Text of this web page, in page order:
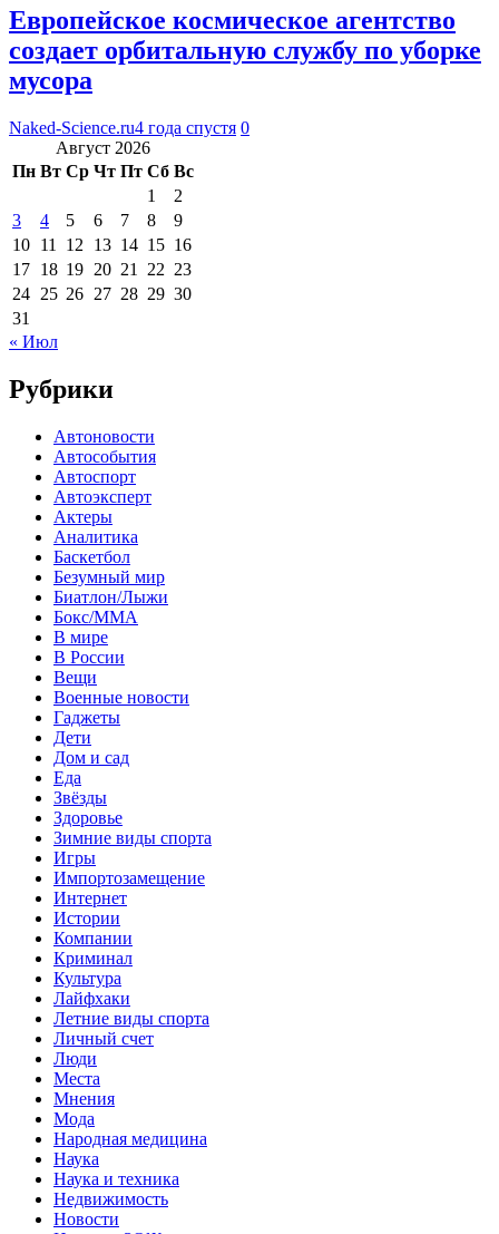
Европейское космическое агентство
создает орбитальную службу по уборке
мусора
Naked-Science.ru4 года спустя 0
Август 2026
Пн Вт Ср Чт Пт Сб Вс
1
2
3
4 5 6 7 8
9
10 11 12 13 14 15 16
17 18 19 20 21 22 23
24 25 26 27 28 29 30
31
« Июл
Рубрики
Автоновости
Автособытия
Автоспорт
Автоэксперт
Актеры
Аналитика
Баскетбол
Безумный мир
Биатлон/Лыжи
Бокс/MMA
В мире
В России
Вещи
Военные новости
Гаджеты
Дети
Дом и сад
Еда
Звёзды
Здоровье
Зимние виды спорта
Игры
Импортозамещение
Интернет
Истории
Компании
Криминал
Культура
Лайфхаки
Летние виды спорта
Личный счет
Люди
Места
Мнения
Мода
Народная медицина
Наука
Наука и техника
Недвижимость
Новости